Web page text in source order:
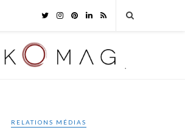
RELATIONS MÉDIAS